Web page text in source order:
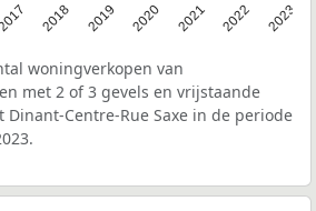
2018 2019 2020 2021 2022 2023
woningverkopen van
met 2 of 3 gevels en vrijstaande
Centre-Rue Saxe in de periode